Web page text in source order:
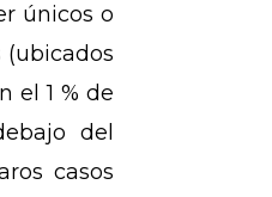
únicos o
el 1 % de
del
casos